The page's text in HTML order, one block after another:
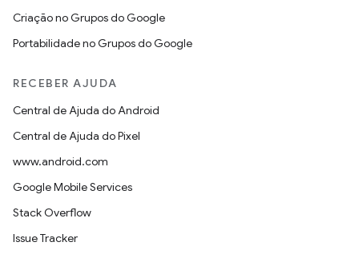
Criação no Grupos do Google
Portabilidade no Grupos do Google
RECEBER AJUDA
Central de Ajuda do Android
Central de Ajuda do Pixel
www.android.com
Google Mobile Services
Stack Overflow
Issue Tracker